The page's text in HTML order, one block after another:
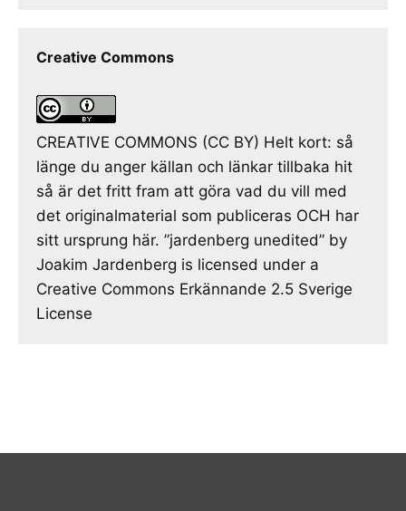
Creative Commons
CREATIVE COMMONS (CC BY) Helt kort: så
länge du anger källan och länkar tillbaka hit
så är det fritt fram att göra vad du vill med
det originalmaterial som publiceras OCH har
sitt ursprung här. ”jardenberg unedited” by
Joakim Jardenberg is licensed under a
Creative Commons Erkännande 2.5 Sverige
License